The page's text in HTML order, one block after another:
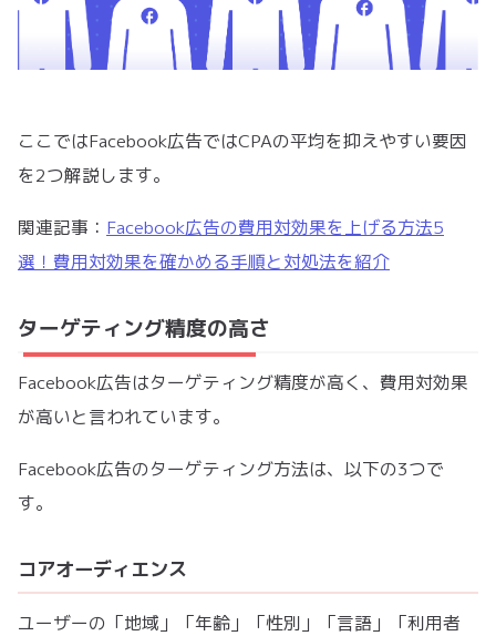
ここではFacebook広告ではCPAの平均を抑えやすい要因
を2つ解説します。
関連記事： Facebook広告の費用対効果を上げる方法5
選！費用対効果を確かめる手順と対処法を紹介
ターゲティング精度の高さ
Facebook広告はターゲティング精度が高く、費用対効果
が高いと言われています。
Facebook広告のターゲティング方法は、以下の3つで
す。
コアオーディエンス
ユーザーの「地域」「年齢」「性別」「言語」「利用者